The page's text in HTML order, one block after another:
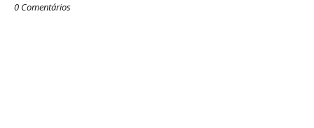
0 Comentários